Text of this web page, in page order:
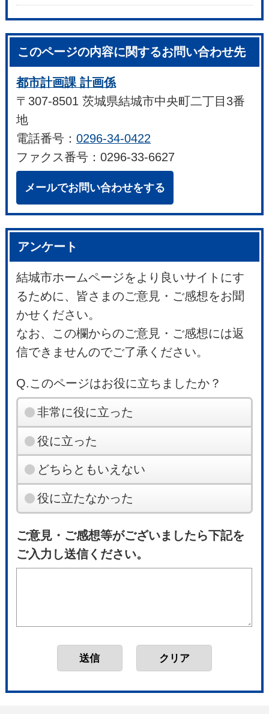
このページの内容に関するお問い合わせ先
都市計画課 計画係
〒307-8501 茨城県結城市中央町二丁目3番
地
電話番号：0296-34-0422
ファクス番号：0296-33-6627
メールでお問い合わせをする
アンケート
結城市ホームページをより良いサイトにす
るために、皆さまのご意見・ご感想をお聞
かせください。
なお、この欄からのご意見・ご感想には返
信できませんのでご了承ください。
Q.このページはお役に立ちましたか？
非常に役に立った
役に立った
どちらともいえない
役に立たなかった
ご意見・ご感想等がございましたら下記を
ご入力し送信ください。